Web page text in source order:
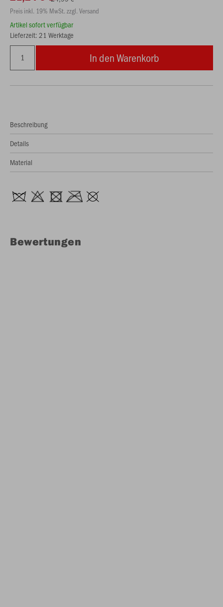
Preis inkl. 19% MwSt. zzgl. Versand
Artikel sofort verfügbar
Lieferzeit: 21 Werktage
In den Warenkorb
Beschreibung
Details
Material
Bewertungen